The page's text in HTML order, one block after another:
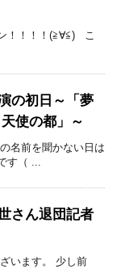
！！！！(≧∀≦) こ
の初日～「夢
使の都」～
名前を聞かない日は
す（ ...
さん退団記者
います。 少し前